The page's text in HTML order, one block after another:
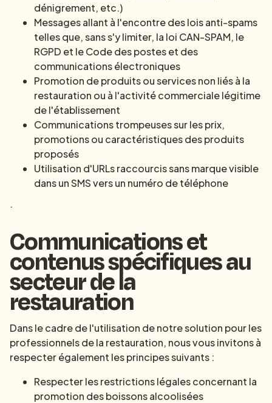
dénigrement, etc.)
Messages allant à l'encontre des lois anti-spams
telles que, sans s'y limiter, la loi CAN-SPAM, le
RGPD et le Code des postes et des
communications électroniques
Promotion de produits ou services non liés à la
restauration ou à l'activité commerciale légitime
de l'établissement
Communications trompeuses sur les prix,
promotions ou caractéristiques des produits
proposés
Utilisation d'URLs raccourcis sans marque visible
dans un SMS vers un numéro de téléphone
.
Communications et
contenus spécifiques au
secteur de la
restauration
Dans le cadre de l'utilisation de notre solution pour les
professionnels de la restauration, nous vous invitons à
respecter également les principes suivants :
Respecter les restrictions légales concernant la
promotion des boissons alcoolisées